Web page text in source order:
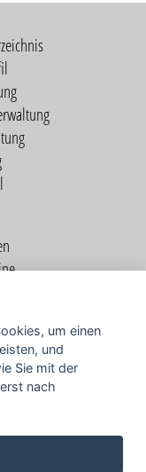
um einen
und
Sie mit der
nach